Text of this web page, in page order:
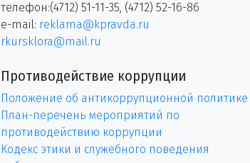
телефон:(4712) 51-11-35, (4712) 52-16-86
e-mail: reklama@kpravda.ru
rkursklora@mail.ru
Противодействие коррупции
Положение об антикоррупционной политике
План-перечень мероприятий по
противодействию коррупции
Кодекс этики и служебного поведения